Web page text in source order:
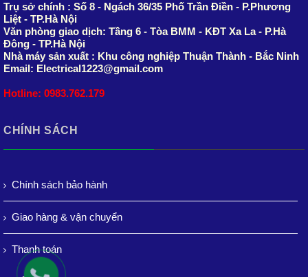
Trụ sở chính : Số 8 - Ngách 36/35 Phố Trần Điền - P.Phương
Liệt - TP.Hà Nội
Văn phòng giao dịch: Tầng 6 - Tòa BMM - KĐT Xa La - P.Hà
Đông - TP.Hà Nội
Nhà máy sản xuất : Khu công nghiệp Thuận Thành - Bắc Ninh
Email: Electrical1223@gmail.com
Hotline: 0983.762.179
CHÍNH SÁCH
Chính sách bảo hành
Giao hàng & vận chuyển
Thanh toán